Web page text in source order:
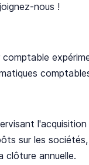
nous !
sur les
annuelle.